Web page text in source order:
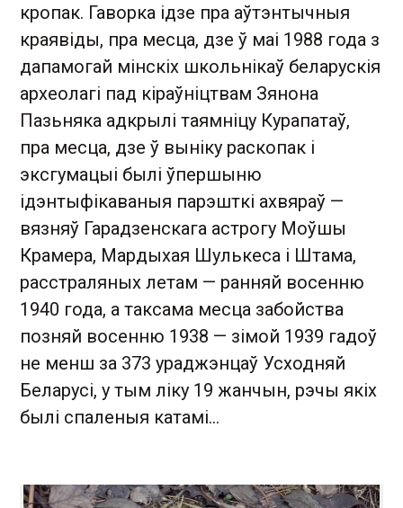
кропак. Гаворка ідзе пра аўтэнтычныя
краявіды, пра месца, дзе ў маі 1988 года з
дапамогай мінскіх школьнікаў беларускія
археолагі пад кіраўніцтвам Зянона
Пазьняка адкрылі таямніцу Курапатаў,
пра месца, дзе ў выніку раскопак і
эксгумацыі былі ўпершыню
ідэнтыфікаваныя парэшткі ахвяраў —
вязняў Гарадзенскага астрогу Моўшы
Крамера, Мардыхая Шулькеса і Штама,
расстраляных летам — ранняй восенню
1940 года, а таксама месца забойства
позняй восенню 1938 — зімой 1939 гадоў
не менш за 373 ураджэнцаў Усходняй
Беларусі, у тым ліку 19 жанчын, рэчы якіх
былі спаленыя катамі…